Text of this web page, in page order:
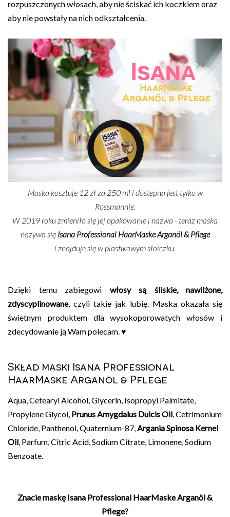
rozpuszczonych włosach, aby nie ściskać ich koczkiem oraz
aby nie powstały na nich odkształcenia.
Maska kosztuje 12 zł za 250 ml i dostępna jest tylko w
Rossmannie.
W 2019 roku zmieniło się jej opakowanie i nazwa - teraz maska
nazywa się Isana Professional HaarMaske Arganöl & Pflege
iznajduje się w plastikowym słoiczku.
Dzięki temu zabiegowi włosy są śliskie, nawilżone,
zdyscyplinowane, czyli takie jak lubię. Maska okazała się
świetnym produktem dla wysokoporowatych włosów i
zdecydowanie ją Wam polecam. ♥
Skład maski Isana Professional
HaarMaske Arganöl & Pflege
Aqua, Cetearyl Alcohol, Glycerin, Isopropyl Palmitate,
Propylene Glycol, Prunus Amygdalus Dulcis Oil, Cetrimonium
Chloride, Panthenol, Quaternium-87,Argania Spinosa Kernel
Oil, Parfum, Citric Acid, Sodium Citrate, Limonene, Sodium
Benzoate.
Znacie maskę Isana Professional HaarMaske Arganöl &
Pflege?